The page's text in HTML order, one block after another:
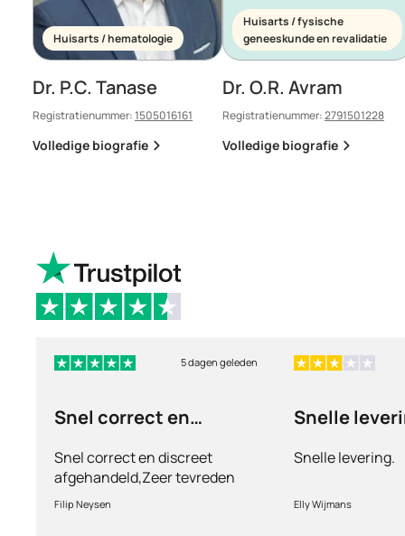
Huisarts / hematologie
Dr. P.C. Tanase
Registratienummer:1505016161
Volledige biografie
Huisarts / fysische
geneeskunde en revalidatie
Dr. O.R. Avram
Registratienummer:2791501228
Volledige biografie
5 dagen geleden
Snel correct en
Snel correct en discreet
afgehandeld,Zeer tevreden
met de service en patiënt
vriendelijkheid.Vermoedelijk
Filip Neysen
Snelle
Snelle levering.
Elly Wijmans